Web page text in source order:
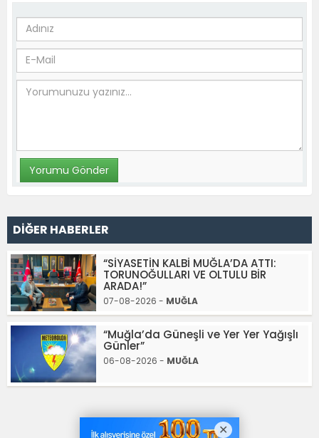
DİĞER HABERLER
“SİYASETİN KALBİ MUĞLA’DA ATTI:
TORUNOĞULLARI VE OLTULU BİR
ARADA!”
07-08-2026 - MUĞLA
“Muğla’da Güneşli ve Yer Yer Yağışlı
Günler”
06-08-2026 - MUĞLA